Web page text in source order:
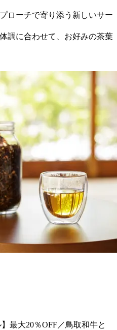
ローチで寄り添う新しいサー
調に合わせて、お好みの茶葉
最大20％OFF／鳥取和牛と